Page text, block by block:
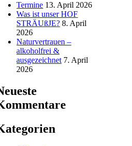
Termine 13. April 2026
Was ist unser HOF
STRÄUßJE? 8. April
2026
Naturvertrauen –
alkoholfrei &
ausgezeichnet 7. April
2026